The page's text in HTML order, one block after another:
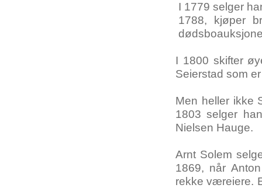
I 1779 selger
1788, kjøper
I 1800 skifter
Seierstad som
Men heller ikke
1803 selger
Nielsen Hauge.
Arnt Solem
1869, når
rekke væreiere.